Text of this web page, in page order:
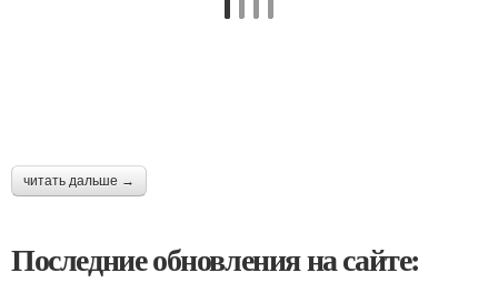
читать дальше →
Последние обновления на сайте: